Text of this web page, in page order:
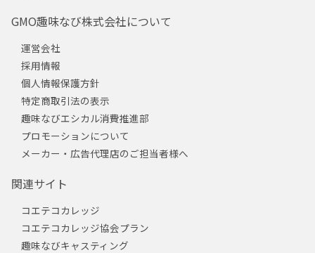
GMO趣味なび株式会社について
運営会社
採用情報
個人情報保護方針
特定商取引法の表示
趣味なびエシカル消費推進部
プロモーションについて
メーカー・広告代理店のご担当者様へ
関連サイト
コエテコカレッジ
コエテコカレッジ協会プラン
趣味なびキャスティング